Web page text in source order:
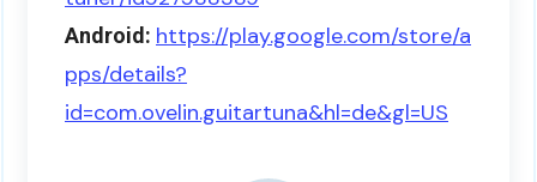
Android: https://play.google.com/store/a
pps/details?
id=com.ovelin.guitartuna&hl=de&gl=US